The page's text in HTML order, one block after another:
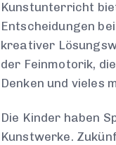
Kunstunterricht
Entscheidungen
kreativer
der Feinmotorik,
Denken und vieles
Die Kinder haben
Kunstwerke.